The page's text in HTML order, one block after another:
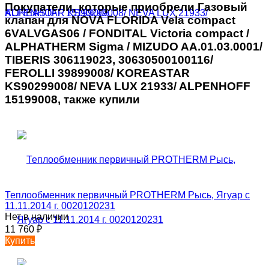
Покупатели, которые приобрели Газовый
клапан для NOVA FLORIDA Vela compact
6VALVGAS06 / FONDITAL Victoria compact /
ALPHATHERM Sigma / MIZUDO AA.01.03.0001/
TIBERIS 306119023, 30630500100116/
FEROLLI 39899008/ KOREASTAR
KS90299008/ NEVA LUX 21933/ ALPENHOFF
15199008, также купили
Теплообменник первичный PROTHERM Рысь, Ягуар с
11.11.2014 г. 0020120231
Нет в наличии
11 760 ₽
Купить